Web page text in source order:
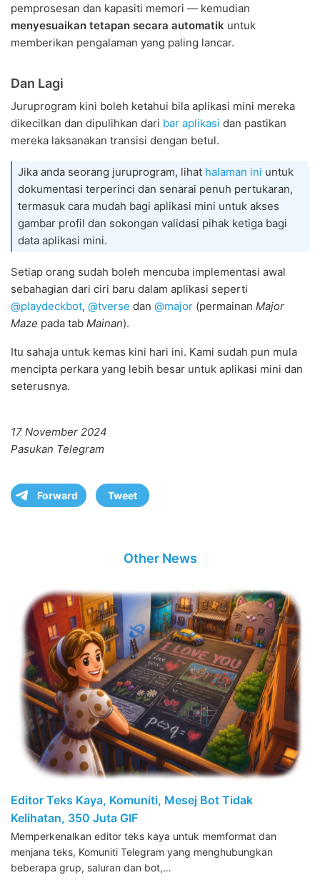
pemprosesan dan kapasiti memori — kemudian
menyesuaikan tetapan secara automatik untuk
memberikan pengalaman yang paling lancar.
Dan Lagi
Juruprogram kini boleh ketahui bila aplikasi mini mereka
dikecilkan dan dipulihkan dari bar aplikasi dan pastikan
mereka laksanakan transisi dengan betul.
Jika anda seorang juruprogram, lihat halaman ini untuk
dokumentasi terperinci dan senarai penuh pertukaran,
termasuk cara mudah bagi aplikasi mini untuk akses
gambar profil dan sokongan validasi pihak ketiga bagi
data aplikasi mini.
Setiap orang sudah boleh mencuba implementasi awal
sebahagian dari ciri baru dalam aplikasi seperti
@playdeckbot, @tverse dan @major (permainan Major
Maze pada tab Mainan).
Itu sahaja untuk kemas kini hari ini. Kami sudah pun mula
mencipta perkara yang lebih besar untuk aplikasi mini dan
seterusnya.
17 November 2024
Pasukan Telegram
Forward Tweet
Other News
Editor Teks Kaya, Komuniti, Mesej Bot Tidak
Kelihatan, 350 Juta GIF
Memperkenalkan editor teks kaya untuk memformat dan
menjana teks, Komuniti Telegram yang menghubungkan
beberapa grup, saluran dan bot,…